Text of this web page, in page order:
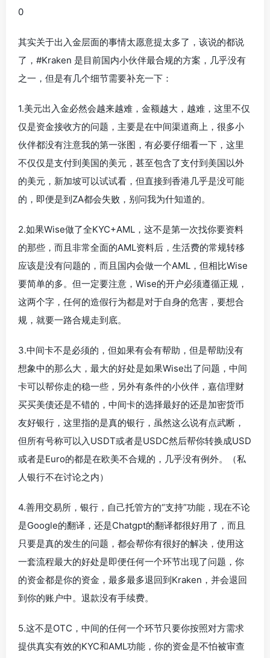
0
其实关于出入金层面的事情太愿意提太多了，该说的都说
了，#Kraken 是目前国内小伙伴最合规的方案，几乎没有
之一，但是有几个细节需要补充一下：
1.美元出入金必然会越来越难，金额越大，越难，这里不仅
仅是资金接收方的问题，主要是在中间渠道商上，很多小
伙伴都没有注意我的第一张图，有必要仔细看一下，这里
不仅仅是支付到美国的美元，甚至包含了支付到美国以外
的美元，新加坡可以试试看，但直接到香港几乎是没可能
的，即便是到ZA都会失败，别问我为什知道的。
2.如果Wise做了全KYC+AML，这不是第一次找你要资料
的那些，而且非常全面的AML资料后，生活费的常规转移
应该是没有问题的，而且国内会做一个AML，但相比Wise
要简单的多。但一定要注意，Wise的开户必须遵循正规，
这两个字，任何的造假行为都是对于自身的危害，要想合
规，就要一路合规走到底。
3.中间卡不是必须的，但如果有会有帮助，但是帮助没有
想象中的那么大，最大的好处是如果Wise出了问题，中间
卡可以帮你走的稳一些，另外有条件的小伙伴，嘉信理财
买买美债还是不错的，中间卡的选择最好的还是加密货币
友好银行，这里指的是真的银行，虽然这么说有点武断，
但所有号称可以入USDT或者是USDC然后帮你转换成USD
或者是Euro的都是在欧美不合规的，几乎没有例外。（私
人银行不在讨论之内）
4.善用交易所，银行，自己托管方的“支持”功能，现在不论
是Google的翻译，还是Chatgpt的翻译都很好用了，而且
只要是真的发生的问题，都会帮你有很好的解决，使用这
一套流程最大的好处是即便任何一个环节出现了问题，你
的资金都是你的资金，最多最多退回到Kraken，并会退回
到你的账户中。退款没有手续费。
5.这不是OTC，中间的任何一个环节只要你按照对方需求
提供真实有效的KYC和AML功能，你的资金是不怕被审查